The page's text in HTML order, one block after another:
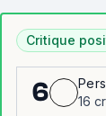
Critique
6
16